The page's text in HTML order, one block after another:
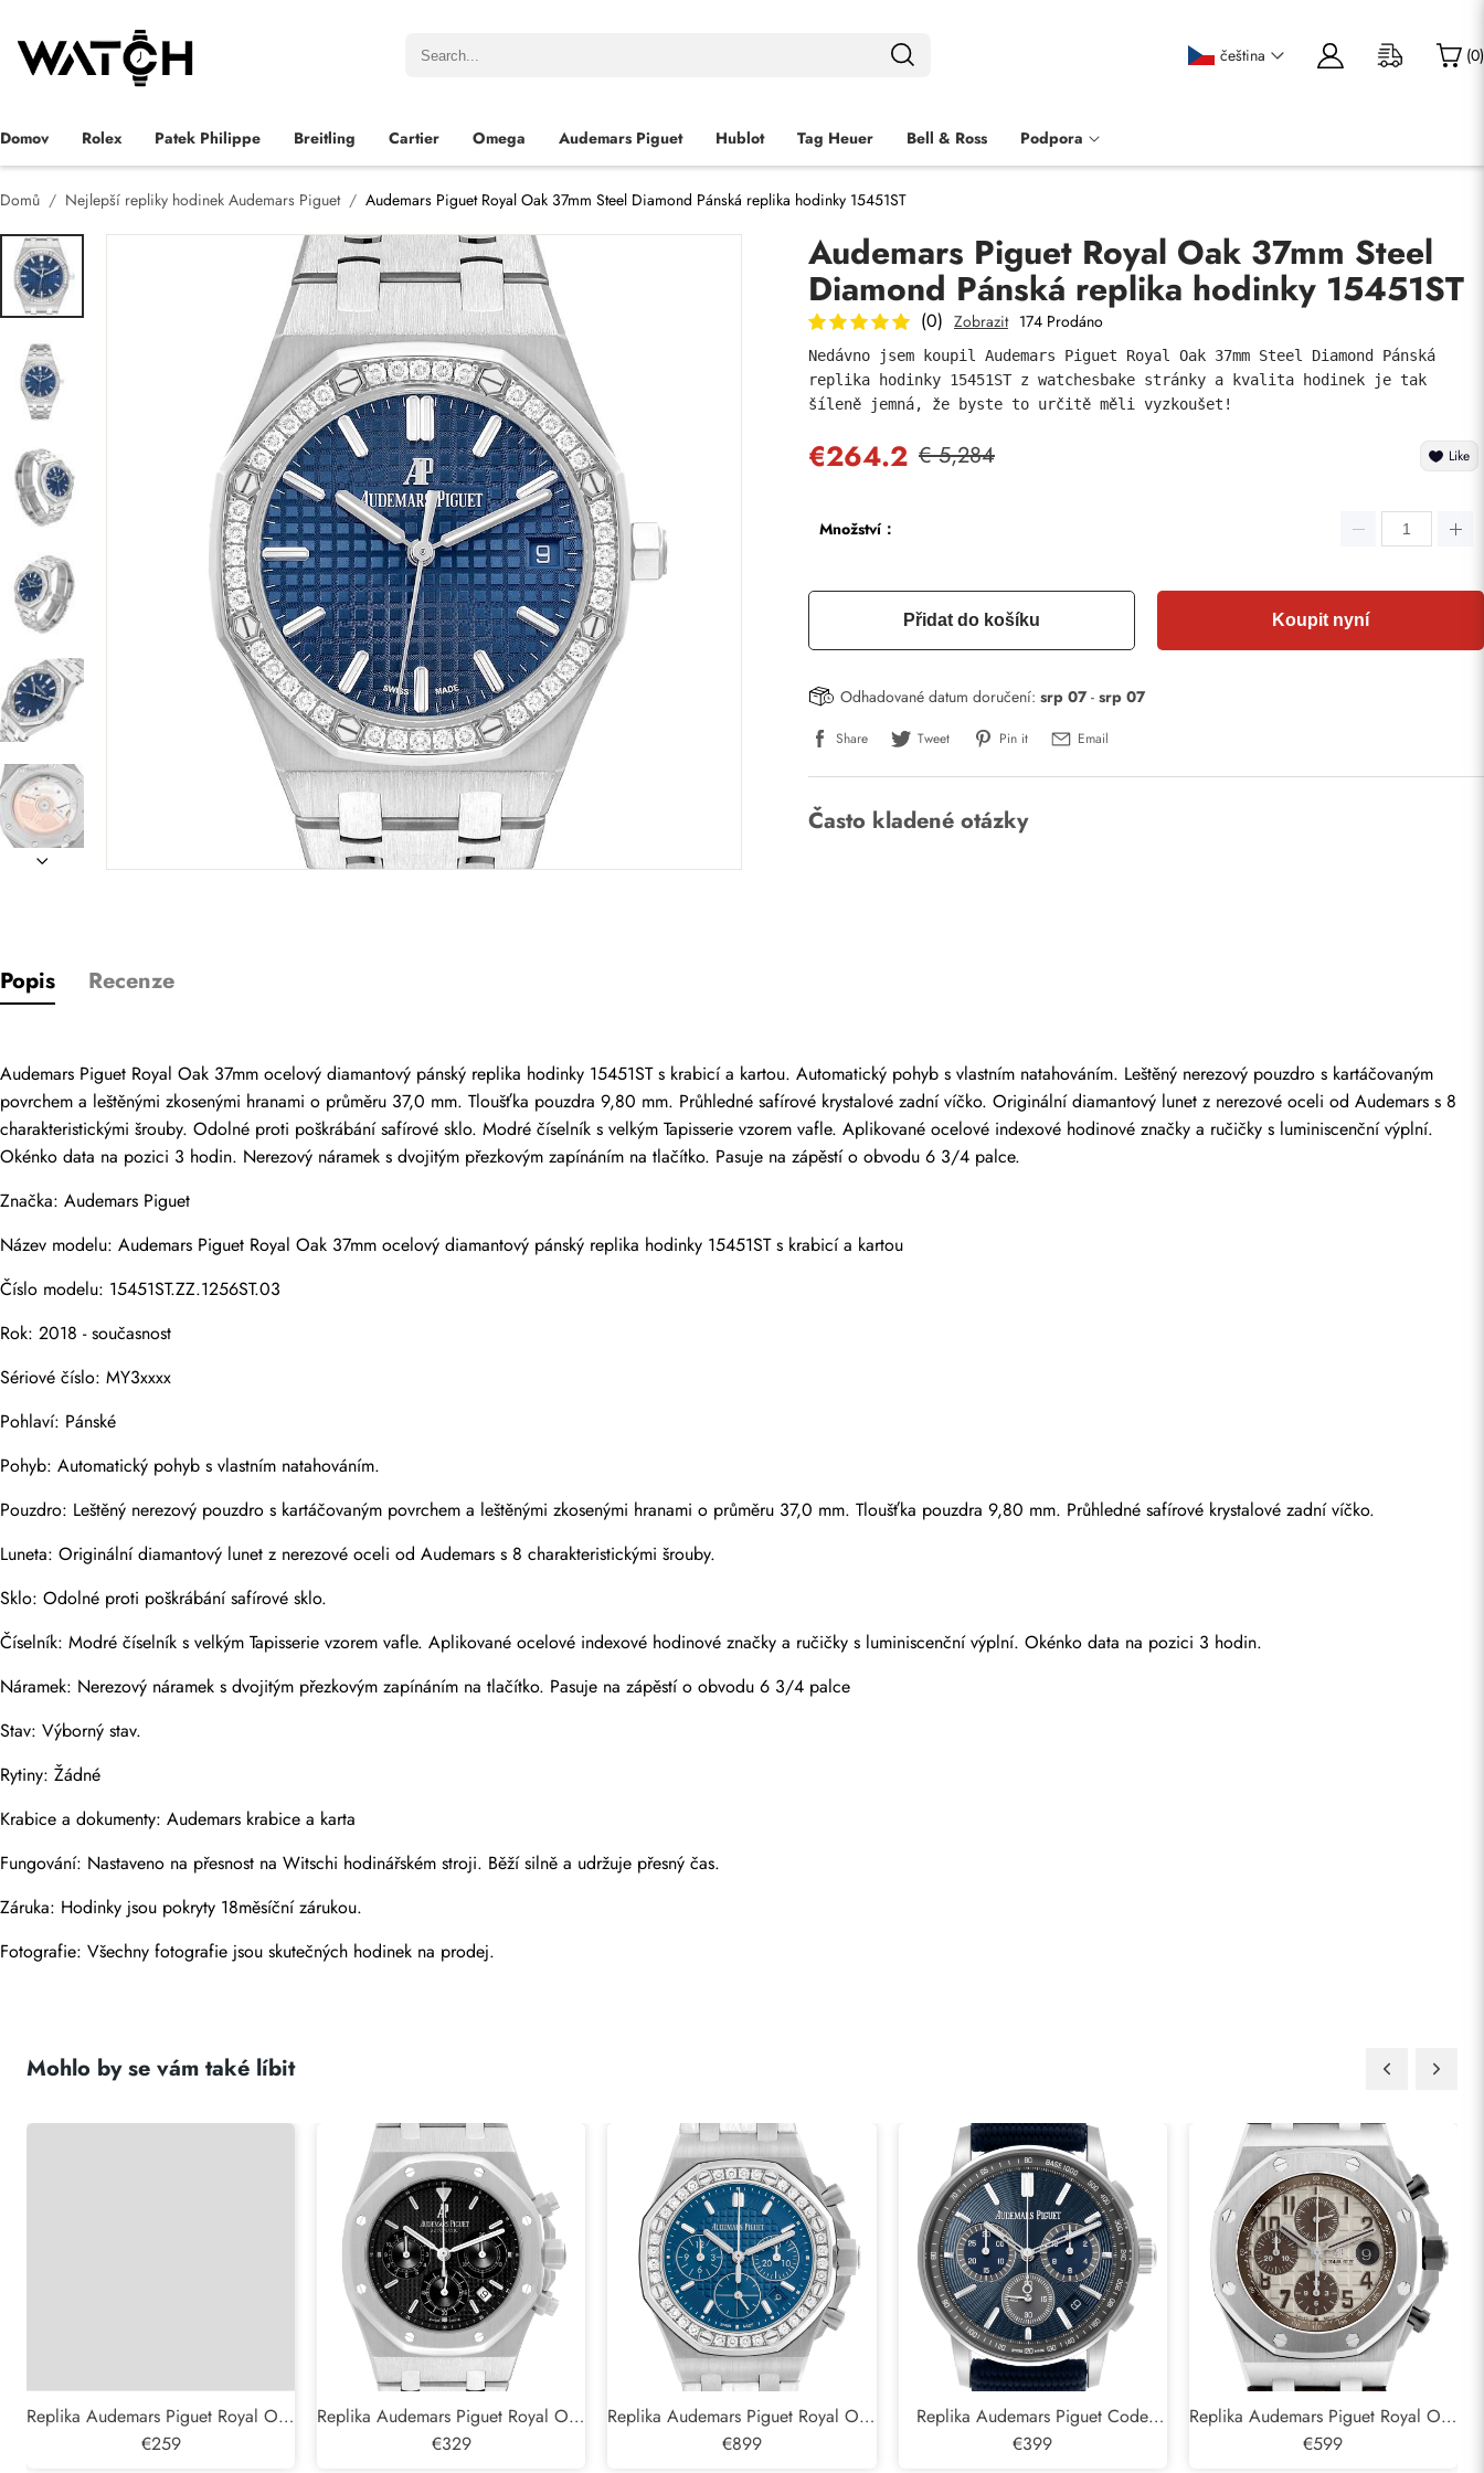
čeština (0)
Domov Rolex Patek Philippe Breitling Cartier Omega Audemars Piguet Hublot Tag Heuer Bell & Ross Podpora
Domů Nejlepší repliky hodinek Audemars Piguet Audemars Piguet Royal Oak 37mm Steel Diamond Pánská replika hodinky 15451ST
Audemars Piguet Royal Oak 37mm Steel
Diamond Pánská replika hodinky 15451ST
(0) Zobrazit 174 Prodáno
Nedávno jsem koupil Audemars Piguet Royal Oak 37mm Steel Diamond Pánská
replika hodinky 15451ST z watchesbake stránky a kvalita hodinek je tak
šíleně jemná, že byste to určitě měli vyzkoušet!
€264.2 € 5,284 Like
Množství：
Přidat do košíku Koupit nyní
Odhadované datum doručení: srp 07- srp 07
Share Tweet Pin it Email
Často kladené otázky
Popis Recenze
Audemars Piguet Royal Oak 37mm ocelový diamantový pánský replika hodinky 15451ST s krabicí a kartou. Automatický pohyb s vlastním natahováním. Leštěný nerezový pouzdro s kartáčovaným
povrchem a leštěnými zkosenými hranami o průměru 37,0 mm. Tloušťka pouzdra 9,80 mm. Průhledné safírové krystalové zadní víčko. Originální diamantový lunet z nerezové oceli od Audemars s 8
charakteristickými šrouby. Odolné proti poškrábání safírové sklo. Modré číselník s velkým Tapisserie vzorem vafle. Aplikované ocelové indexové hodinové značky a ručičky s luminiscenční výplní.
Okénko data na pozici 3 hodin. Nerezový náramek s dvojitým přezkovým zapínáním na tlačítko. Pasuje na zápěstí o obvodu 6 3/4 palce.
Značka: Audemars Piguet
Název modelu: Audemars Piguet Royal Oak 37mm ocelový diamantový pánský replika hodinky 15451ST s krabicí a kartou
Číslo modelu: 15451ST.ZZ.1256ST.03
Rok: 2018 - současnost
Sériové číslo: MY3xxxx
Pohlaví: Pánské
Pohyb: Automatický pohyb s vlastním natahováním.
Pouzdro: Leštěný nerezový pouzdro s kartáčovaným povrchem a leštěnými zkosenými hranami o průměru 37,0 mm. Tloušťka pouzdra 9,80 mm. Průhledné safírové krystalové zadní víčko.
Luneta: Originální diamantový lunet z nerezové oceli od Audemars s 8 charakteristickými šrouby.
Sklo: Odolné proti poškrábání safírové sklo.
Číselník: Modré číselník s velkým Tapisserie vzorem vafle. Aplikované ocelové indexové hodinové značky a ručičky s luminiscenční výplní. Okénko data na pozici 3 hodin.
Náramek: Nerezový náramek s dvojitým přezkovým zapínáním na tlačítko. Pasuje na zápěstí o obvodu 6 3/4 palce
Stav: Výborný stav.
Rytiny: Žádné
Krabice a dokumenty: Audemars krabice a karta
Fungování: Nastaveno na přesnost na Witschi hodinářském stroji. Běží silně a udržuje přesný čas.
Záruka: Hodinky jsou pokryty 18měsíční zárukou.
Fotografie: Všechny fotografie jsou skutečných hodinek na prodej.
Mohlo by se vám také líbit
Replika Audemars Piguet Royal Oak
Steel Blue Dial Pánské hodinky
€259
Replika Audemars Piguet Royal Oak
Chronograph Steel Pánské hodinky
€329
Replika Audemars Piguet Royal Oak
Offshore Diamond Steel Dámské
€899
Replika Audemars Piguet Code
11.59 Chronograph Blue Dial Steel
€399
Replika Audemars Piguet Royal Oak
Offshore Safari Steel Pánské
€599
Hodnocení
E-mail
Fotky
E-mail
Telefon
Zpráva
Odeslat